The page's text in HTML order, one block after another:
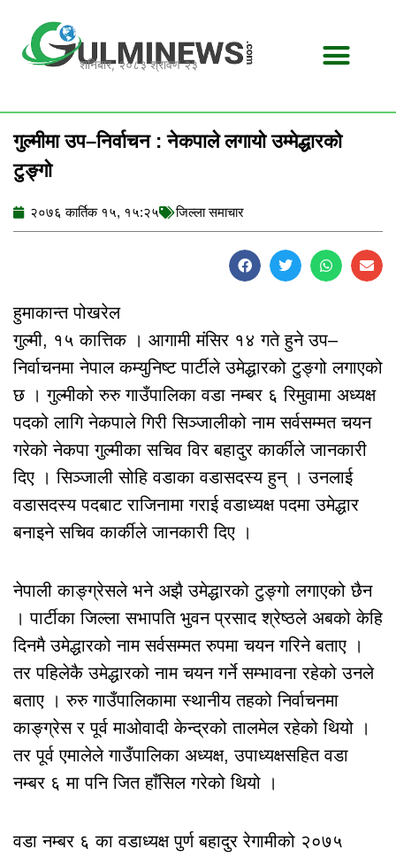
content
शनिबार, २०८३ श्रावण २३
गुल्मीमा उप–निर्वाचन : नेकपाले लगायो उम्मेद्धारको
टुङ्गो
२०७६ कार्तिक १५, १५:२५ जिल्ला समाचार
हुमाकान्त पोखरेल
गुल्मी, १५ कात्तिक । आगामी मंसिर १४ गते हुने उप–
निर्वाचनमा नेपाल कम्युनिष्ट पार्टीले उमेद्धारको टुङ्गो लगाएको
छ । गुल्मीको रुरु गाउँपालिका वडा नम्बर ६ रिमुवामा अध्यक्ष
पदको लागि नेकपाले गिरी सिञ्जालीको नाम सर्वसम्मत चयन
गरेको नेकपा गुल्मीका सचिव विर बहादुर कार्कीले जानकारी
दिए । सिञ्जाली सोहि वडाका वडासदस्य हुन् । उनलाई
वडासदस्य पदबाट राजिनामा गराई वडाध्यक्ष पदमा उमेद्धार
बनाइने सचिव कार्कीले जानकारी दिए ।
नेपाली काङ्ग्रेसले भने अझै उमेद्धारको टुङ्गो लगाएको छैन
। पार्टीका जिल्ला सभापति भुवन प्रसाद श्रेष्ठले अबको केहि
दिनमै उमेद्धारको नाम सर्वसम्मत रुपमा चयन गरिने बताए ।
तर पहिलेकै उमेद्धारको नाम चयन गर्ने सम्भावना रहेको उनले
बताए । रुरु गाउँपालिकामा स्थानीय तहको निर्वाचनमा
काङ्ग्रेस र पूर्व माओवादी केन्द्रको तालमेल रहेको थियो ।
तर पूर्व एमालेले गाउँपालिका अध्यक्ष, उपाध्यक्षसहित वडा
नम्बर ६ मा पनि जित हाँसिल गरेको थियो ।
वडा नम्बर ६ का वडाध्यक्ष पुर्ण बहादुर रेगामीको २०७५